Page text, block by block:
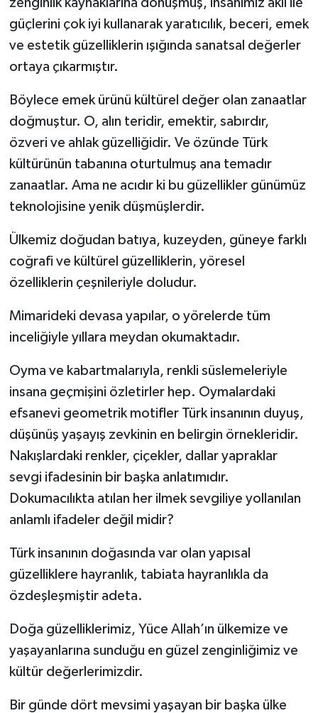
güçlerini çok iyi kullanarak yaratıcılık, beceri, emek
ve estetik güzelliklerin ışığında sanatsal değerler
ortaya çıkarmıştır.
Böylece emek ürünü kültürel değer olan zanaatlar
doğmuştur. O, alın teridir, emektir, sabırdır,
özveri ve ahlak güzelliğidir. Ve özünde Türk
kültürünün tabanına oturtulmuş ana temadır
zanaatlar. Ama ne acıdır ki bu güzellikler günümüz
teknolojisine yenik düşmüşlerdir.
Ülkemiz doğudan batıya, kuzeyden, güneye farklı
coğrafi ve kültürel güzelliklerin, yöresel
özelliklerin çeşnileriyle doludur.
Mimarideki devasa yapılar, o yörelerde tüm
inceliğiyle yıllara meydan okumaktadır.
Oyma ve kabartmalarıyla, renkli süslemeleriyle
insana geçmişini özletirler hep. Oymalardaki
efsanevi geometrik motifler Türk insanının duyuş,
düşünüş yaşayış zevkinin en belirgin örnekleridir.
Nakışlardaki renkler, çiçekler, dallar yapraklar
sevgi ifadesinin bir başka anlatımıdır.
Dokumacılıkta atılan her ilmek sevgiliye yollanılan
anlamlı ifadeler değil midir?
Türk insanının doğasında var olan yapısal
güzelliklere hayranlık, tabiata hayranlıkla da
özdeşleşmiştir adeta.
Doğa güzelliklerimiz, Yüce Allah’ın ülkemize ve
yaşayanlarına sunduğu en güzel zenginliğimiz ve
kültür değerlerimizdir.
Bir günde dört mevsimi yaşayan bir başka ülke